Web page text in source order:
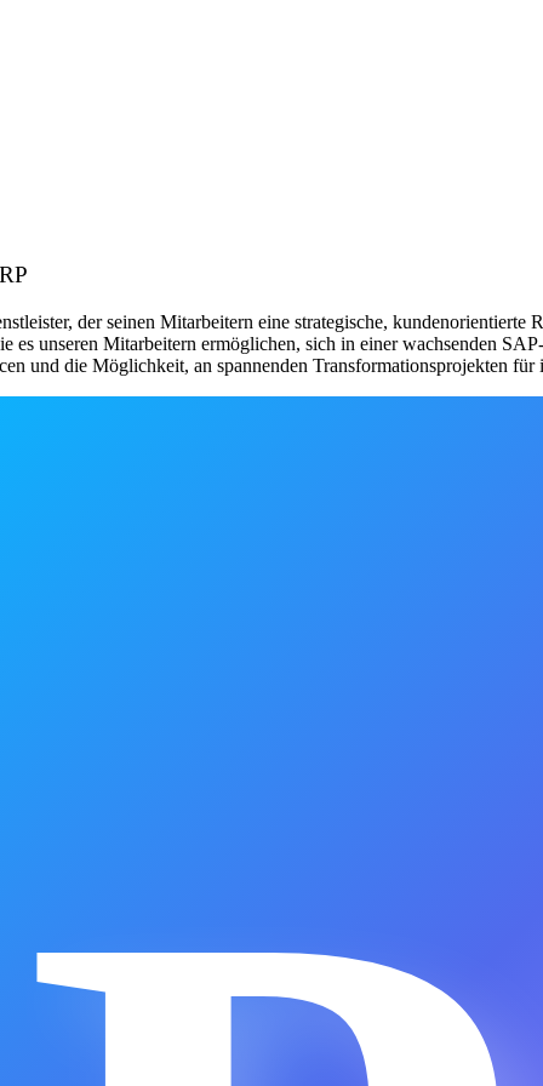
der seinen Mitarbeitern eine strategische,
es unseren Mitarbeitern ermöglichen, sich in einer wachsenden
und die Möglichkeit, an spannenden Transformationsprojekten